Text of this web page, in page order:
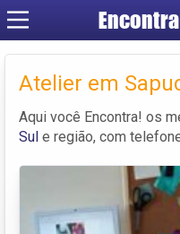
Encontra
Atelier em
Aqui você Encontra! os
Sul e região, com